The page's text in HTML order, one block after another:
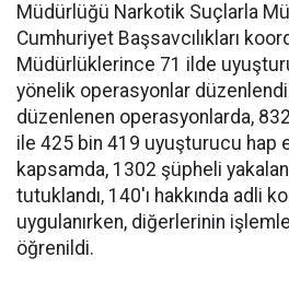
Müdürlüğü Narkotik Suçlarla
Cumhuriyet Başsavcılıkları
Müdürlüklerince 71 ilde
yönelik operasyonlar
düzenlenen operasyonlarda,
ile 425 bin 419 uyuşturucu hap
kapsamda, 1302 şüpheli
tutuklandı, 140'ı hakkında adli
uygulanırken, diğerlerinin
öğrenildi.